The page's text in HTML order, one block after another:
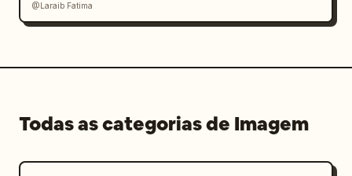
@Laraib Fatima‎
Todas as categorias de Imagem